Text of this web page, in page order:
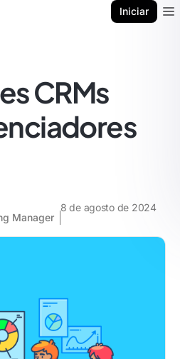
Iniciar
CRMs
Manager
8 de agosto de 2024